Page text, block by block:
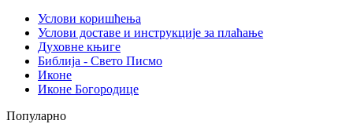
Услови коришћења
Услови доставе и инструкције за плаћање
Духовне књиге
Библија - Свето Писмо
Иконе
Иконе Богородице
Популарно